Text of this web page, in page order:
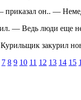
приказал он.. —
— Ведь люди еще
закурил
7 8 9 10 11 12 13 14 15